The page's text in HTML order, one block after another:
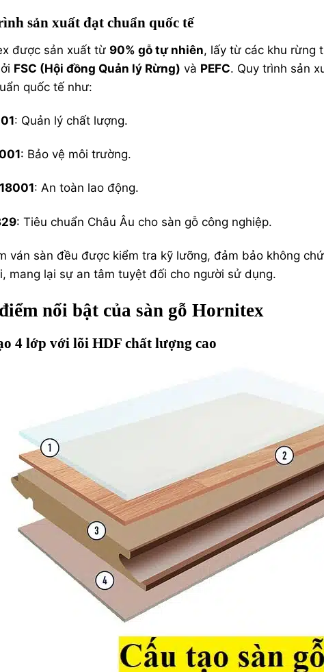
sản xuất đạt chuẩn quốc tế
được sản xuất từ 90% gỗ tự nhiên, lấy từ các khu rừng
FSC (Hội đồng Quản lý Rừng) và PEFC. Quy trình sản
quốc tế như:
: Quản lý chất lượng.
: Bảo vệ môi trường.
: An toàn lao động.
: Tiêu chuẩn Châu Âu cho sàn gỗ công nghiệp.
ván sàn đều được kiểm tra kỹ lưỡng, đảm bảo không
mang lại sự an tâm tuyệt đối cho người sử dụng.
nổi bật của sàn gỗ Hornitex
4 lớp với lõi HDF chất lượng cao